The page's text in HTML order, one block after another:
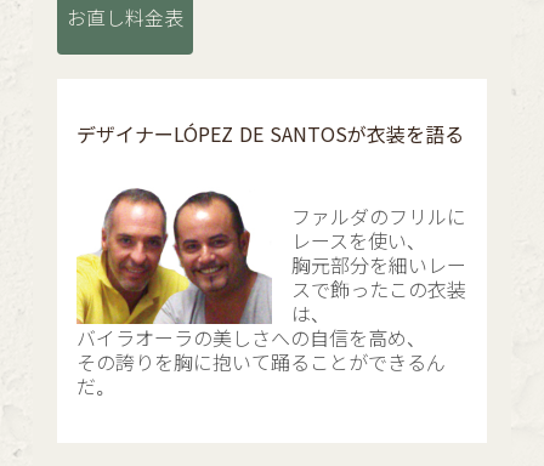
お直し料金表
デザイナーLÓPEZ DE SANTOSが衣装を語る
ファルダのフリルに
レースを使い、
胸元部分を細いレー
スで飾ったこの衣装
は、
バイラオーラの美しさへの自信を高め、
その誇りを胸に抱いて踊ることができるん
だ。